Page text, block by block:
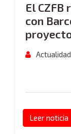
El
con
Actualidad
Leer noticia